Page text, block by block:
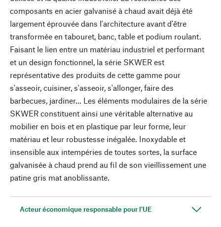
composants en acier galvanisé à chaud avait déjà été
largement éprouvée dans l'architecture avant d'être
transformée en tabouret, banc, table et podium roulant.
Faisant le lien entre un matériau industriel et performant
et un design fonctionnel, la série SKWER est
représentative des produits de cette gamme pour
s'asseoir, cuisiner, s'asseoir, s'allonger, faire des
barbecues, jardiner... Les éléments modulaires de la série
SKWER constituent ainsi une véritable alternative au
mobilier en bois et en plastique par leur forme, leur
matériau et leur robustesse inégalée. Inoxydable et
insensible aux intempéries de toutes sortes, la surface
galvanisée à chaud prend au fil de son vieillissement une
patine gris mat anoblissante.
Acteur économique responsable pour l'UE